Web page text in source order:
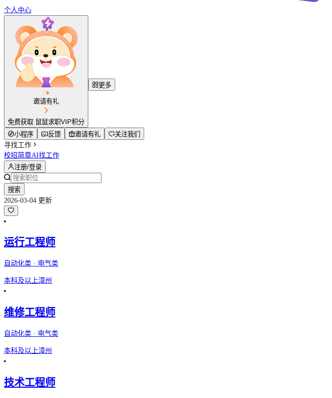
个人中心
邀请有礼
免费获取 鼠鼠求职VIP积分
更多
小程序 反馈 邀请有礼
关注我们
寻找工作
校招简章AI找工作
注册/登录
搜索
2026-03-04 更新
运行工程师
自动化类 · 电气类
本科及以上漳州
维修工程师
自动化类 · 电气类
本科及以上漳州
技术工程师